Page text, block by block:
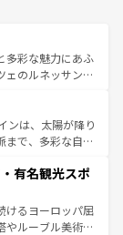
多彩な魅力にあふ
ェのルネッサンス
ルフィ海岸の絶
合間には、本場の
を堪能することも
をしてみよう！
ンは、太陽が降り
まで、多彩な自然
ンコ、熱気あふ
一部となってい
や、バルセロナの
ローマ遺跡や中世
有名観光スポ
けるヨーロッパ屈
やルーブル美術館